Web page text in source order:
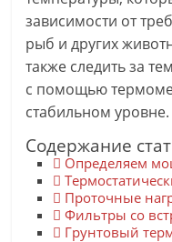
зависимости от
рыб и других
также следить за
с помощью
стабильном уровне.
Содержание
Определяем
Проточные
Фильтры со
Грунтовый